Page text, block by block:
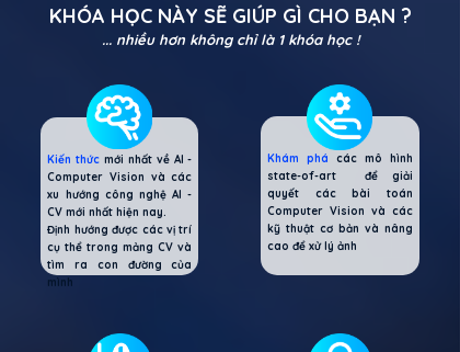
KHÓA HỌC NÀY SẼ GIÚP GÌ CHO BẠN ?
... nhiều hơn không chỉ là 1 khóa học !
Kiến thức mới nhất về AI -
Computer Vision và các
xu hướng công nghệ AI -
CV mới nhất hiện nay.
Định hướng được các vị trí
cụ thể trong mảng CV và
tìm ra con đường của
mình
Khám phá các mô hình
state-of-art để giải
quyết các bài toán
Computer Vision và các
kỹ thuật cơ bản và nâng
cao để xử lý ảnh